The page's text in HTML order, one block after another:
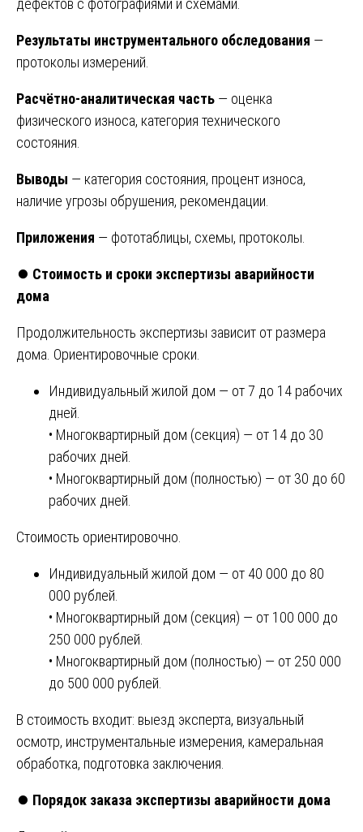
дефектов с фотографиями и схемами.
Результаты инструментального обследования —
протоколы измерений.
Расчётно-аналитическая часть — оценка
физического износа, категория технического
состояния.
Выводы — категория состояния, процент износа,
наличие угрозы обрушения, рекомендации.
Приложения — фототаблицы, схемы, протоколы.
⏺️ Стоимость и сроки экспертизы аварийности
дома
Продолжительность экспертизы зависит от размера
дома. Ориентировочные сроки.
Индивидуальный жилой дом — от 7 до 14 рабочих
дней.
• Многоквартирный дом (секция) — от 14 до 30
рабочих дней.
• Многоквартирный дом (полностью) — от 30 до 60
рабочих дней.
Стоимость ориентировочно.
Индивидуальный жилой дом — от 40 000 до 80
000 рублей.
• Многоквартирный дом (секция) — от 100 000 до
250 000 рублей.
• Многоквартирный дом (полностью) — от 250 000
до 500 000 рублей.
В стоимость входит: выезд эксперта, визуальный
осмотр, инструментальные измерения, камеральная
обработка, подготовка заключения.
⏺️ Порядок заказа экспертизы аварийности дома